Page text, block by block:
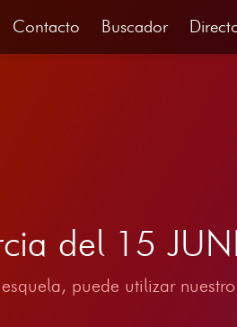
Contacto Buscador
del 15
puede utilizar